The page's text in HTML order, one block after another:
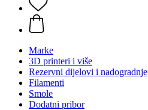
Marke
3D printeri i više
Rezervni dijelovi i nadogradnje
Filamenti
Smole
Dodatni pribor